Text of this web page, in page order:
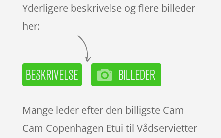
Yderligere beskrivelse og flere billeder
her:
Mange leder efter den billigste Cam
Cam Copenhagen Etui til Vådservietter